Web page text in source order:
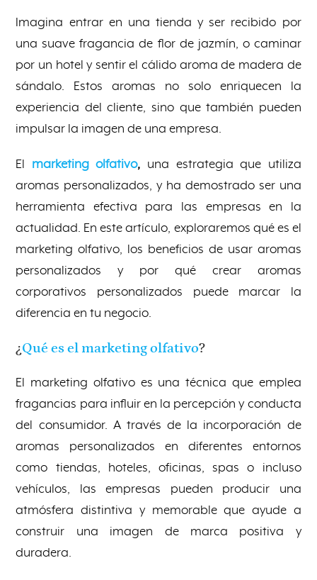
Imagina entrar en una tienda y ser recibido por
una suave fragancia de flor de jazmín, o caminar
por un hotel y sentir el cálido aroma de madera de
sándalo. Estos aromas no solo enriquecen la
experiencia del cliente, sino que también pueden
impulsar la imagen de una empresa.
El marketing olfativo, una estrategia que utiliza
aromas personalizados, y ha demostrado ser una
herramienta efectiva para las empresas en la
actualidad. En este artículo, exploraremos qué es el
marketing olfativo, los beneficios de usar aromas
personalizados y por qué crear aromas
corporativos personalizados puede marcar la
diferencia en tu negocio.
¿Qué es el marketing olfativo?
El marketing olfativo es una técnica que emplea
fragancias para influir en la percepción y conducta
del consumidor. A través de la incorporación de
aromas personalizados en diferentes entornos
como tiendas, hoteles, oficinas, spas o incluso
vehículos, las empresas pueden producir una
atmósfera distintiva y memorable que ayude a
construir una imagen de marca positiva y
duradera.